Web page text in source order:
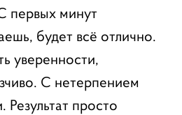
первых минут
будет всё отлично.
уверенности,
С нетерпением
просто